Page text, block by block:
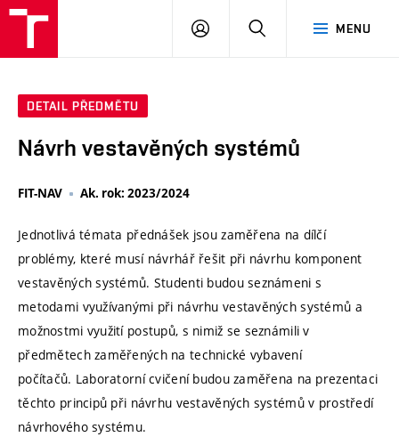
MENU
PŘIHLÁSIT
DETAIL PŘEDMĚTU
Návrh vestavěných systémů
FIT-NAV Ak. rok: 2023/2024
Jednotlivá témata přednášek jsou zaměřena na dílčí
problémy, které musí návrhář řešit při návrhu komponent
vestavěných systémů. Studenti budou seznámeni s
metodami využívanými při návrhu vestavěných systémů a
možnostmi využití postupů, s nimiž se seznámili v
předmětech zaměřených na technické vybavení
počítačů. Laboratorní cvičení budou zaměřena na prezentaci
těchto principů při návrhu vestavěných systémů v prostředí
návrhového systému.